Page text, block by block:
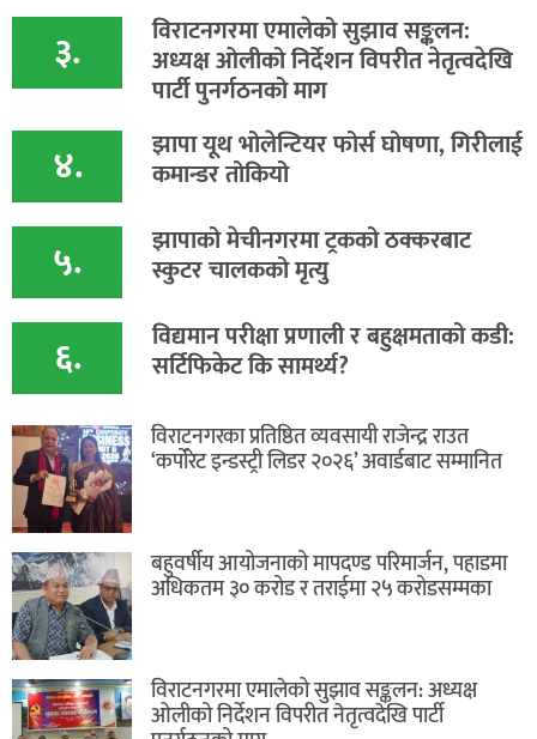
३. विराटनगरमा एमालेको सुझाव सङ्कलन:
अध्यक्ष ओलीको निर्देशन विपरीत नेतृत्वदेखि
पार्टी पुनर्गठनको माग
४. झापा यूथ भोलेन्टियर फोर्स घोषणा, गिरीलाई
कमान्डर तोकियो
५. ​झापाको मेचीनगरमा ट्रकको ठक्करबाट
स्कुटर चालकको मृत्यु
६. विद्यमान परीक्षा प्रणाली र बहुक्षमताको कडी:
सर्टिफिकेट कि सामर्थ्य?
विराटनगरका प्रतिष्ठित व्यवसायी राजेन्द्र राउत
‘कर्पोरेट इन्डस्ट्री लिडर २०२६’ अवार्डबाट सम्मानित
बहुवर्षीय आयोजनाको मापदण्ड परिमार्जन, पहाडमा
अधिकतम ३० करोड र तराईमा २५ करोडसम्मका
विराटनगरमा एमालेको सुझाव सङ्कलन: अध्यक्ष
ओलीको निर्देशन विपरीत नेतृत्वदेखि पार्टी